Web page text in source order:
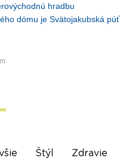
hradbu
dómu je Svätojakubská púť
Štýl Zdravie